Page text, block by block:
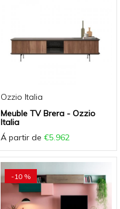
Ozzio Italia
Meuble TV Brera - Ozzio
Italia
Á partir de €5.962
-10 %